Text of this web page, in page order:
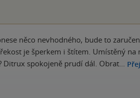
něco nevhodného, bude to
je šperkem i štítem. Umístěný
Ditrux spokojeně prudí dál. Obrat…